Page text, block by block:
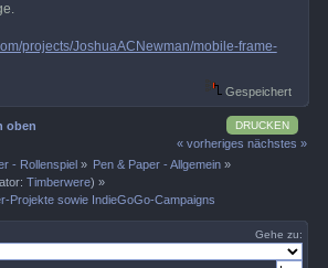
projects/JoshuaACNewman/mobile-frame-
Gespeichert
DRUCKEN
oben
« vorheriges nächstes »
- Rollenspiel» Pen & Paper - Allgemein »
Timberwere) »
Projekte sowie IndieGoGo-Campaigns
Gehe zu: